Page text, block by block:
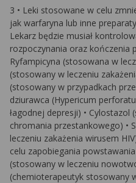
3 • Leki stosowane w celu
jak warfaryna lub inne
Lekarz będzie musiał
rozpoczynania oraz kończenia
Ryfampicyna (stosowana w
(stosowany w leczeniu
(stosowany w przypadkach
dziurawca (Hypericum
łagodnej depresji) • Cylostazol
chromania przestankowego) •
leczeniu zakażenia wirusem
celu zapobiegania
(stosowany w leczeniu
(chemioterapeutyk stosowany